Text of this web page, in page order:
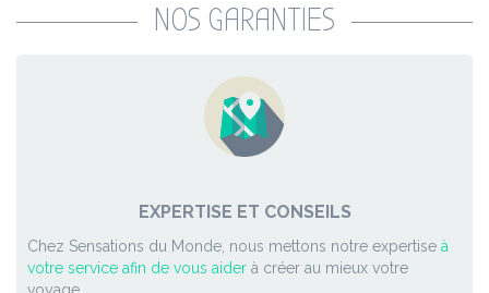
NOS GARANTIES
EXPERTISE ET CONSEILS
Chez Sensations du Monde, nous mettons notre expertise à
votre service afin de vous aider à créer au mieux votre